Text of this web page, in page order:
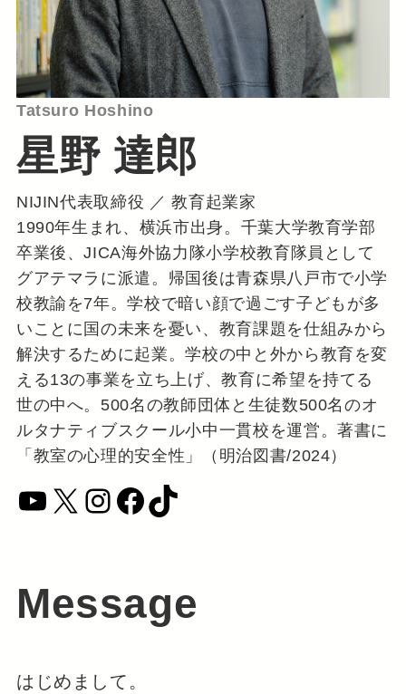
Tatsuro Hoshino
星野 達郎
NIJIN代表取締役 ／ 教育起業家
1990年生まれ、横浜市出身。千葉大学教育学部
卒業後、JICA海外協力隊小学校教育隊員として
グアテマラに派遣。帰国後は青森県八戸市で小学
校教諭を7年。学校で暗い顔で過ごす子どもが多
いことに国の未来を憂い、教育課題を仕組みから
解決するために起業。学校の中と外から教育を変
える13の事業を立ち上げ、教育に希望を持てる
世の中へ。500名の教師団体と生徒数500名のオ
ルタナティブスクール小中一貫校を運営。著書に
「教室の心理的安全性」（明治図書/2024）
YouTube X Instagram Facebook TikTok
Message
はじめまして。